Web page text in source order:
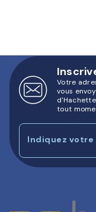
Votre
vous
tout
Indiquez votre